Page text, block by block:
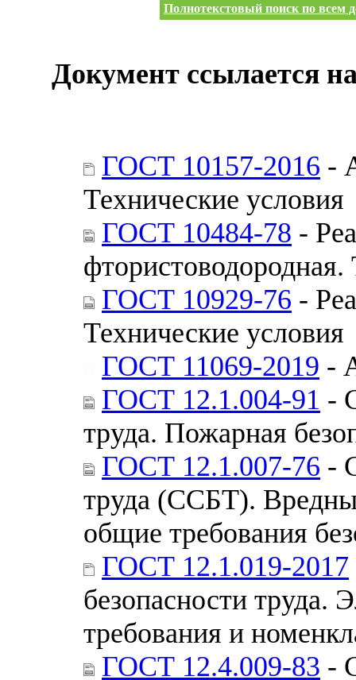
Полнотекстовый поиск по всем
Документ ссылается
ГОСТ 10157-2016 -
Технические условия
ГОСТ 10484-78 -
ГОСТ 10929-76 -
Технические условия
ГОСТ 11069-2019 -
ГОСТ 12.1.004-91 -
труда. Пожарная
ГОСТ 12.1.007-76 -
труда (ССБТ).
общие требования
ГОСТ 12.1.019-2017
безопасности труда.
требования и
ГОСТ 12.4.009-83 -